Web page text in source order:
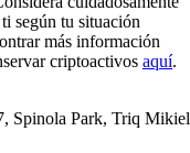
según tu situación
más información
criptoactivos aquí.
Spinola Park, Triq Mikiel